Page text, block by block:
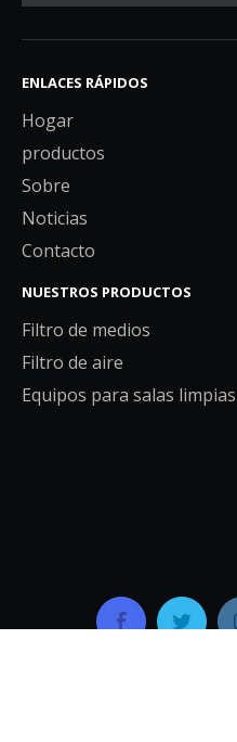
ENLACES RÁPIDOS
Hogar
productos
Sobre
Noticias
Contacto
NUESTROS PRODUCTOS
Filtro de medios
Filtro de aire
Equipos para salas limpias